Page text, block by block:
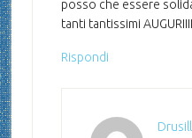
posso che essere
tanti tantissimi
Rispondi